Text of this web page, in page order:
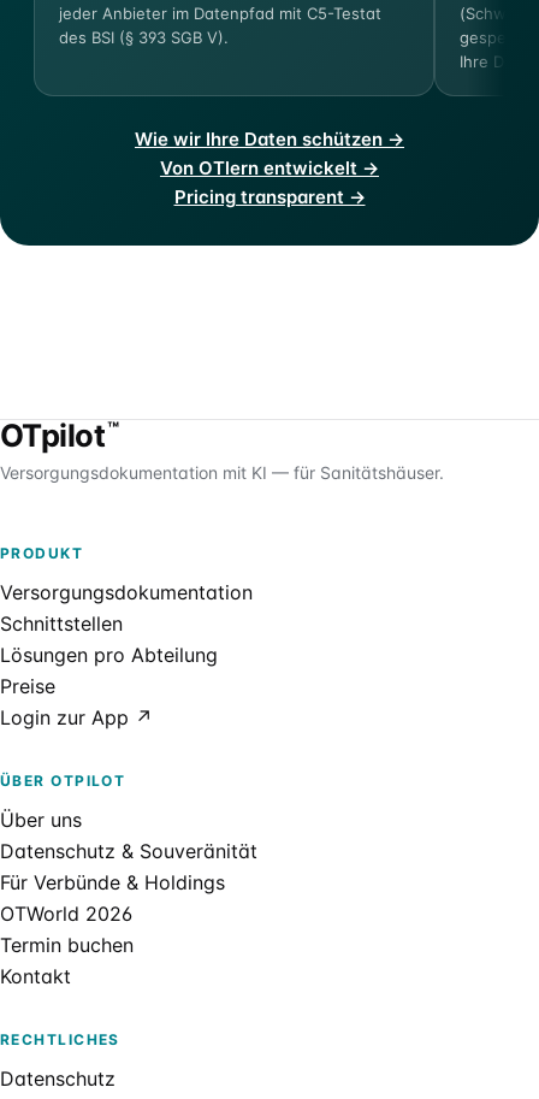
jeder Anbieter im Datenpfad mit C5-Testat
des BSI (§ 393 SGB V).
Ihre
Wie wir Ihre Daten schützen →
Von OTlern entwickelt →
Pricing transparent →
OTpilot™
Versorgungsdokumentation mit KI — für Sanitätshäuser.
PRODUKT
Versorgungsdokumentation
Schnittstellen
Lösungen pro Abteilung
Preise
Login zur App ↗
ÜBER OTPILOT
Über uns
Datenschutz & Souveränität
Für Verbünde & Holdings
OTWorld 2026
Termin buchen
Kontakt
RECHTLICHES
Datenschutz